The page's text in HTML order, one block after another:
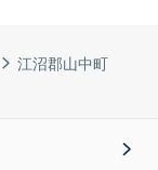
江沼郡山中町